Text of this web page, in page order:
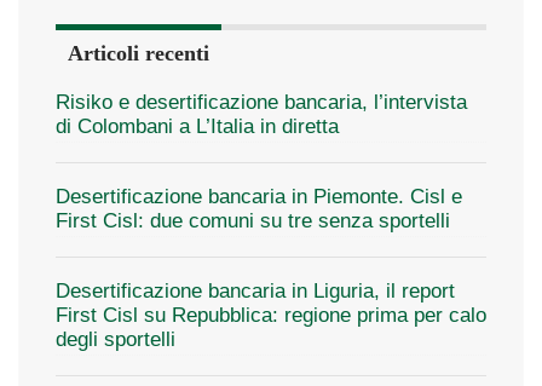
Articoli recenti
Risiko e desertificazione bancaria, l’intervista
di Colombani a L’Italia in diretta
Desertificazione bancaria in Piemonte. Cisl e
First Cisl: due comuni su tre senza sportelli
Desertificazione bancaria in Liguria, il report
First Cisl su Repubblica: regione prima per calo
degli sportelli